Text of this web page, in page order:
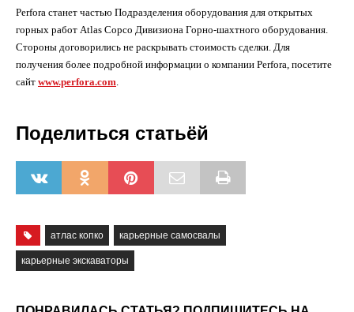
Perfora станет частью Подразделения оборудования для открытых
горных работ Atlas Copco Дивизиона Горно-шахтного оборудования.
Стороны договорились не раскрывать стоимость сделки. Для
получения более подробной информации о компании Perfora, посетите
сайт www.perfora.com.
Поделиться статьёй
атлас копко карьерные самосвалы
карьерные экскаваторы